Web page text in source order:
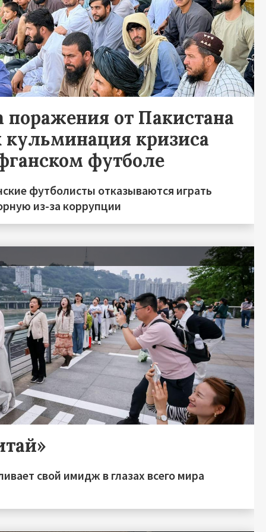
поражения от Пакистана
кульминация кризиса
футболе
футболисты отказываются играть
из-за коррупции
свой имидж в глазах всего мира